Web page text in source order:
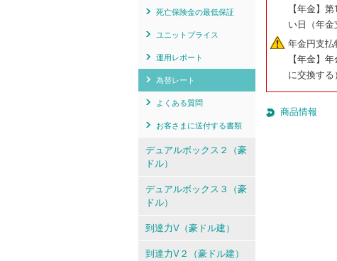
【年金】
い日（年金
年金円支払
【年金】
に交換する）
商品情報
死亡保険金の最低保証
ユニットプライス
運用レポート
為替レート
よくある質問
お客さまに送付する書類
デュアルボックス２（豪
ドル）
デュアルボックス３（豪
ドル）
到達力V（豪ドル建）
到達力V２（豪ドル建）